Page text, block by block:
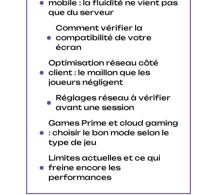
mobile : la fluidité ne vient pas
que du serveur
Comment vérifier la
compatibilité de votre
écran
Optimisation réseau côté
client : le maillon que les
joueurs négligent
Réglages réseau à vérifier
avant une session
Games Prime et cloud gaming
: choisir le bon mode selon le
type de jeu
Limites actuelles et ce qui
freine encore les
performances